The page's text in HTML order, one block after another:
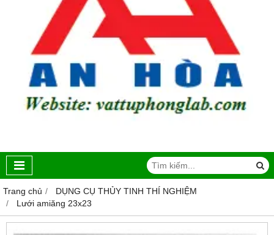
Trang chủ
DỤNG CỤ THỦY TINH THÍ NGHIỆM
Lưới amiăng 23x23